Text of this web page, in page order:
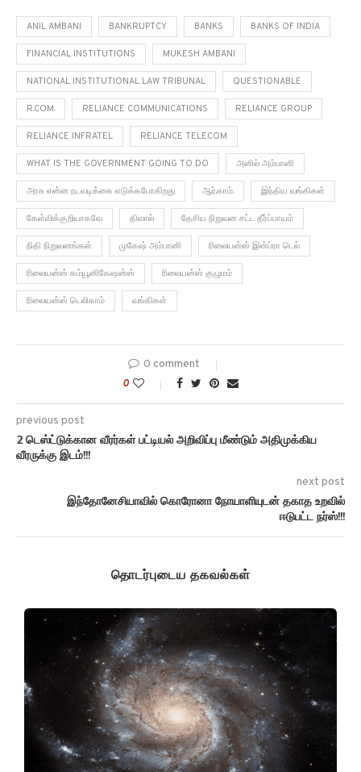
ANIL AMBANI BANKRUPTCY BANKS BANKS OF INDIA
FINANCIAL INSTITUTIONS MUKESH AMBANI
NATIONAL INSTITUTIONAL LAW TRIBUNAL QUESTIONABLE
R.COM. RELIANCE COMMUNICATIONS RELIANCE GROUP
RELIANCE INFRATEL RELIANCE TELECOM
WHAT IS THE GOVERNMENT GOING TO DO அனில் அம்பானி
அரசு என்ன நடவடிக்கை எடுக்கபோகிறது ஆர்.காம். இந்திய வங்கிகள்
கேள்விக்குறியாகவே திவால் தேசிய நிறுவன சட்ட தீர்ப்பாயம்
நிதி நிறுவனங்கள் முகேஷ் அம்பானி ரிலையன்ஸ் இன்ப்ரா டெல்
ரிலையன்ஸ் கம்யூனிகேஷன்ஸ் ரிலையன்ஸ் குழுமம்
ரிலையன்ஸ் டெலிகாம் வங்கிகள்
0 comment
0
previous post
2 டெஸ்ட்டுக்கான வீரர்கள் பட்டியல் அறிவிப்பு மீண்டும் அதிமுக்கிய
வீரருக்கு இடம்!!!
next post
இந்தோனேசியாவில் கொரோனா நோயாளியுடன் தகாத உறவில்
ஈடுபட்ட நர்ஸ்!!!
தொடர்புடைய தகவல்கள்